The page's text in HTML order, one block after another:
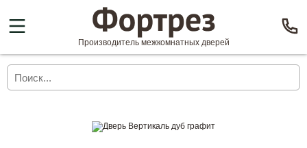
Производитель межкомнатных дверей